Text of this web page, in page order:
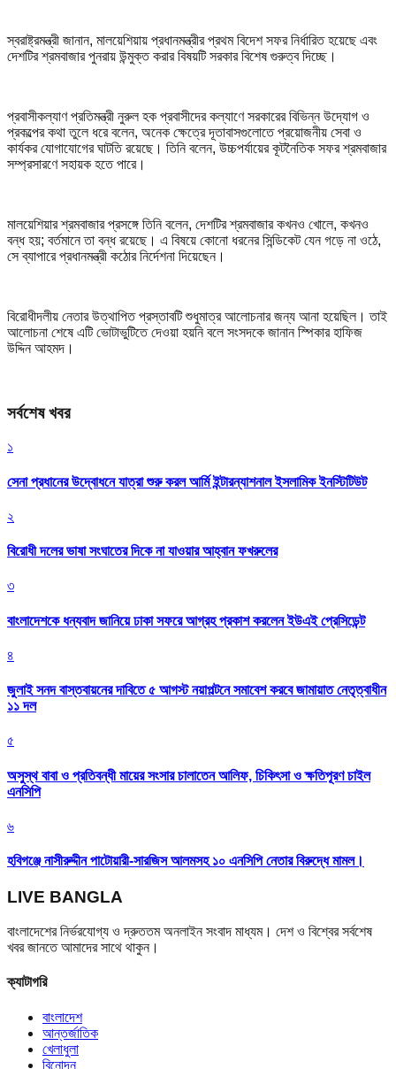
স্বরাষ্ট্রমন্ত্রী জানান, মালয়েশিয়ায় প্রধানমন্ত্রীর প্রথম বিদেশ সফর নির্ধারিত হয়েছে এবং
দেশটির শ্রমবাজার পুনরায় উন্মুক্ত করার বিষয়টি সরকার বিশেষ গুরুত্ব দিচ্ছে।
প্রবাসীকল্যাণ প্রতিমন্ত্রী নুরুল হক প্রবাসীদের কল্যাণে সরকারের বিভিন্ন উদ্যোগ ও
প্রকল্পের কথা তুলে ধরে বলেন, অনেক ক্ষেত্রে দূতাবাসগুলোতে প্রয়োজনীয় সেবা ও
কার্যকর যোগাযোগের ঘাটতি রয়েছে। তিনি বলেন, উচ্চপর্যায়ের কূটনৈতিক সফর শ্রমবাজার
সম্প্রসারণে সহায়ক হতে পারে।
মালয়েশিয়ার শ্রমবাজার প্রসঙ্গে তিনি বলেন, দেশটির শ্রমবাজার কখনও খোলে, কখনও
বন্ধ হয়; বর্তমানে তা বন্ধ রয়েছে। এ বিষয়ে কোনো ধরনের সিন্ডিকেট যেন গড়ে না ওঠে,
সে ব্যাপারে প্রধানমন্ত্রী কঠোর নির্দেশনা দিয়েছেন।
বিরোধীদলীয় নেতার উত্থাপিত প্রস্তাবটি শুধুমাত্র আলোচনার জন্য আনা হয়েছিল। তাই
আলোচনা শেষে এটি ভোটাভুটিতে দেওয়া হয়নি বলে সংসদকে জানান স্পিকার হাফিজ
উদ্দিন আহমদ।
সর্বশেষ খবর
১
সেনা প্রধানের উদ্বোধনে যাত্রা শুরু করল আর্মি ইন্টারন্যাশনাল ইসলামিক ইনস্টিটিউট
২
বিরোধী দলের ভাষা সংঘাতের দিকে না যাওয়ার আহ্বান ফখরুলের
৩
বাংলাদেশকে ধন্যবাদ জানিয়ে ঢাকা সফরে আগ্রহ প্রকাশ করলেন ইউএই প্রেসিডেন্ট
৪
জুলাই সনদ বাস্তবায়নের দাবিতে ৫ আগস্ট নয়াপল্টনে সমাবেশ করবে জামায়াত নেতৃত্বাধীন
১১ দল
৫
অসুস্থ বাবা ও প্রতিবন্ধী মায়ের সংসার চালাতেন আলিফ, চিকিৎসা ও ক্ষতিপূরণ চাইল
এনসিপি
৬
হবিগঞ্জে নাসীরুদ্দীন পাটোয়ারী-সারজিস আলমসহ ১০ এনসিপি নেতার বিরুদ্ধে মামল।
LIVE BANGLA
বাংলাদেশের নির্ভরযোগ্য ও দ্রুততম অনলাইন সংবাদ মাধ্যম। দেশ ও বিশ্বের সর্বশেষ
খবর জানতে আমাদের সাথে থাকুন।
ক্যাটাগরি
বাংলাদেশ
আন্তর্জাতিক
খেলাধুলা
বিনোদন